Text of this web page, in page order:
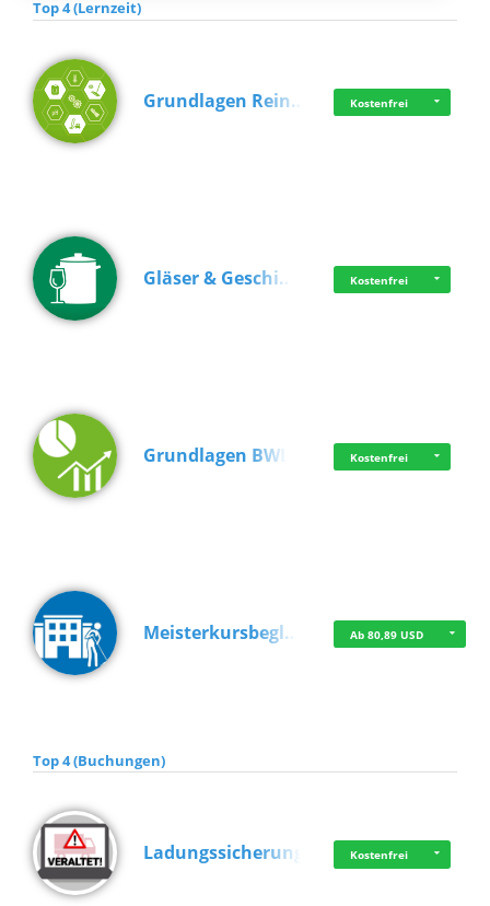
Top 4 (Lernzeit)
Grundlagen Rein… Kostenfrei
Gläser & Geschi… Kostenfrei
Grundlagen BWL Kostenfrei
Meisterkursbegl… Ab 80,89 USD
Top 4 (Buchungen)
Ladungssicherung Kostenfrei